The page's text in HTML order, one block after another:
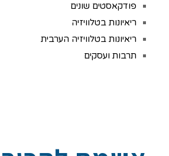
פודקאסטים שונים
ריאיונות בטלוויזיה
ריאיונות בטלוויזיה הערבית
תרבות ועסקים